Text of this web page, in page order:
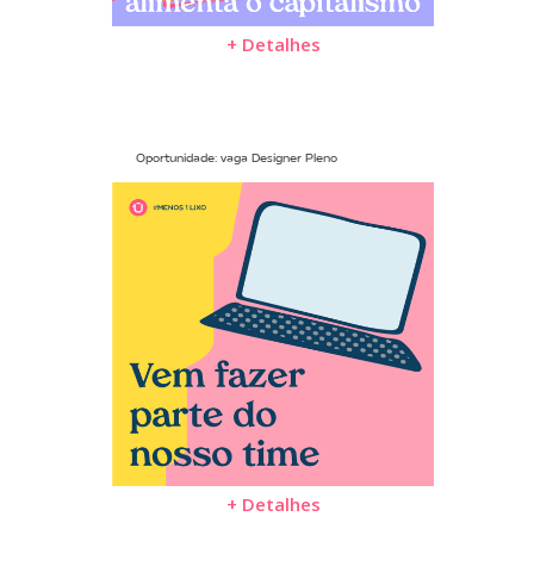
+ Detalhes
Oportunidade: vaga Designer Pleno
+ Detalhes